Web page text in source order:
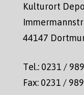
Kulturort
44147
Tel.: 0231 /
Fax: 0231 /